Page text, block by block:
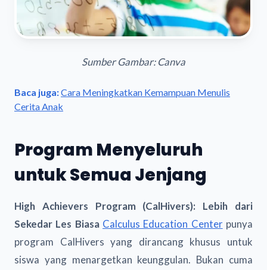
Sumber Gambar: Canva
Baca juga:Cara Meningkatkan Kemampuan Menulis
Cerita Anak
Program Menyeluruh
untuk Semua Jenjang
High Achievers Program (CalHivers): Lebih dari
Sekedar Les Biasa Calculus Education Centerpunya
program CalHivers yang dirancang khusus untuk
siswa yang menargetkan keunggulan. Bukan cuma